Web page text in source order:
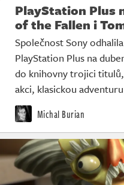
PlayStation Plus
of the Fallen i
Společnost Sony
PlayStation Plus na
do knihovny trojici
akci, klasickou
Michal Burian